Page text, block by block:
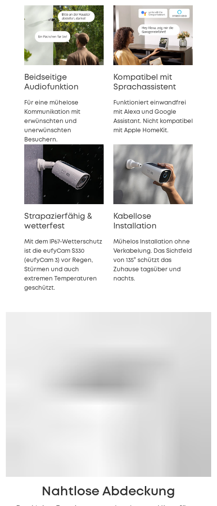
Beidseitige
Audiofunktion
Für eine mühelose
Kommunikation mit
erwünschten und
unerwünschten
Besuchern.
Kompatibel mit
Sprachassistent
Funktioniert einwandfrei
mit Alexa und Google
Assistant. Nicht kompatibel
mit Apple HomeKit.
Strapazierfähig &
wetterfest
Mit dem IP67-Wetterschutz
ist die eufyCam S330
(eufyCam 3) vor Regen,
Stürmen und auch
extremen Temperaturen
geschützt.
Kabellose
Installation
Mühelos Installation ohne
Verkabelung. Das Sichtfeld
von 135° schützt das
Zuhause tagsüber und
nachts.
Nahtlose Abdeckung